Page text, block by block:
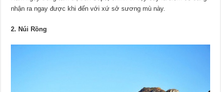
nhận ra ngay được khi đến với xứ sở sương mù này.
2. Núi Rồng